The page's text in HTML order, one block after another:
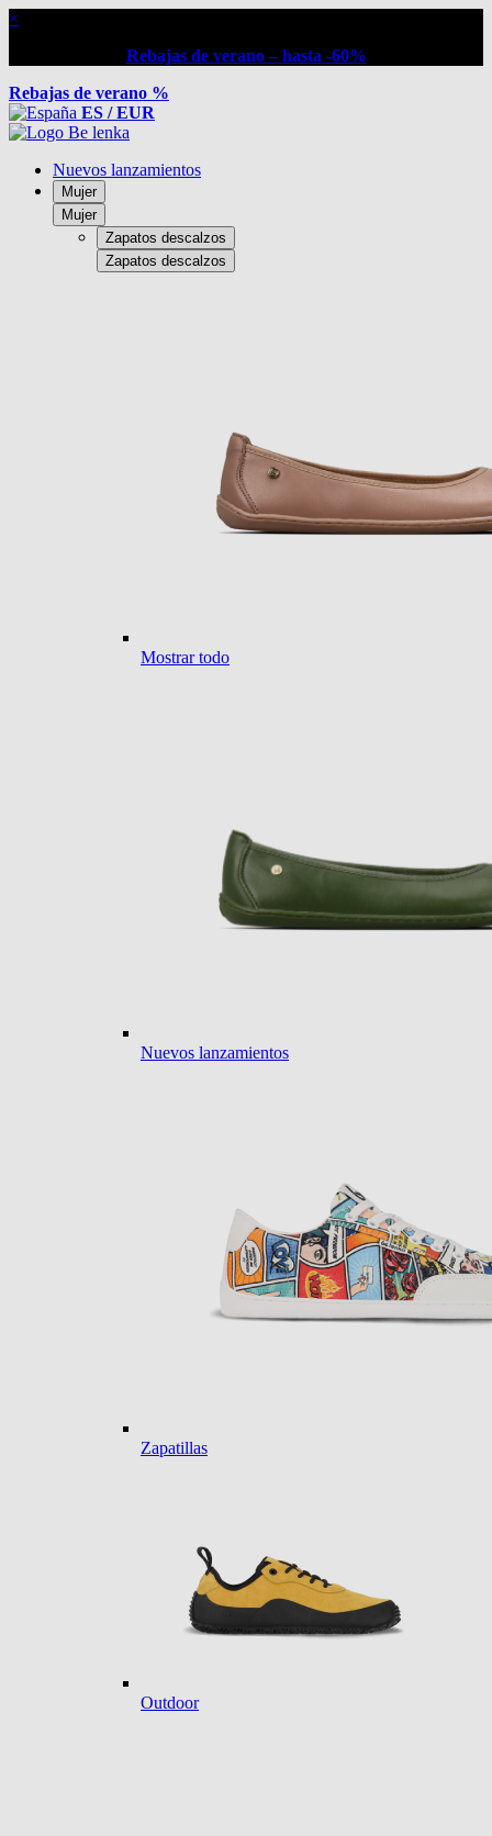
×
Rebajas de verano – hasta -60%
Rebajas de verano %
ES / EUR
Nuevos lanzamientos
Mujer
Mujer
Zapatos descalzos
Zapatos descalzos
Mostrar todo
Nuevos lanzamientos
Zapatillas
Outdoor